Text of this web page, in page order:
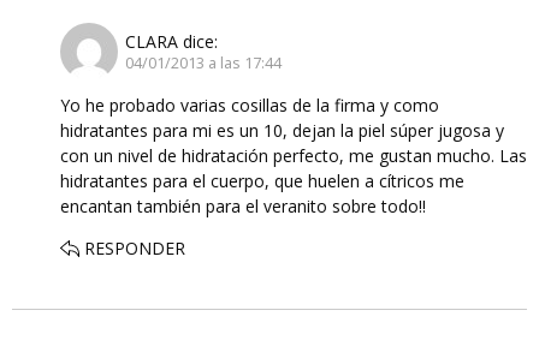
CLARA dice:
04/01/2013 a las 17:44
Yo he probado varias cosillas de la firma y como
hidratantes para mi es un 10, dejan la piel súper jugosa y
con un nivel de hidratación perfecto, me gustan mucho. Las
hidratantes para el cuerpo, que huelen a cítricos me
encantan también para el veranito sobre todo!!
RESPONDER